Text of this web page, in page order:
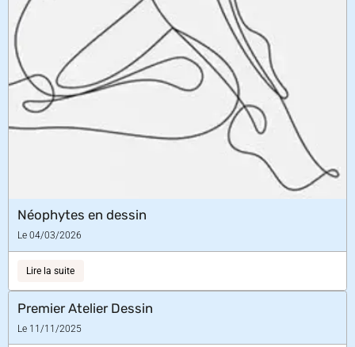
Néophytes en dessin
Le 04/03/2026
Lire la suite
Premier Atelier Dessin
Le 11/11/2025